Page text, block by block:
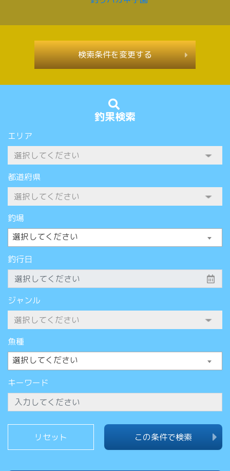
釣果検索
エリア
都道府県
釣場
選択してください
釣行日
ジャンル
魚種
選択してください
キーワード
この条件で検索
検索条件を変更する